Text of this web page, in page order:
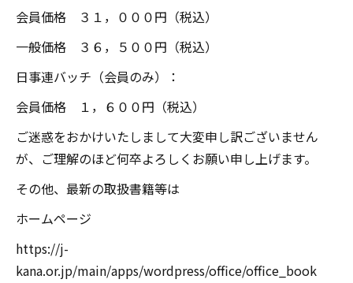
会員価格 ３１，０００円（税込）
一般価格 ３６，５００円（税込）
日事連バッチ（会員のみ）：
会員価格 １，６００円（税込）
ご迷惑をおかけいたしまして大変申し訳ございません
が、ご理解のほど何卒よろしくお願い申し上げます。
その他、最新の取扱書籍等は
ホームページ
https://j-
kana.or.jp/main/apps/wordpress/office/office_book